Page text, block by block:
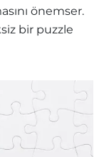
önemser.
bir puzzle